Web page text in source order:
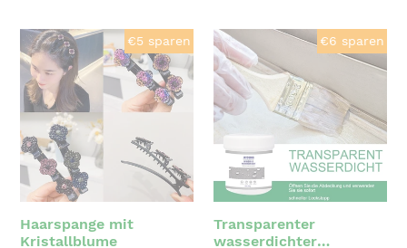
Haarspange
mit
Kristallblume
Haarspange mit
Kristallblume
€5 sparen
Transparenter
wasserdichter
Beschichtungsmittel
Transparenter
wasserdichter
€6 sparen